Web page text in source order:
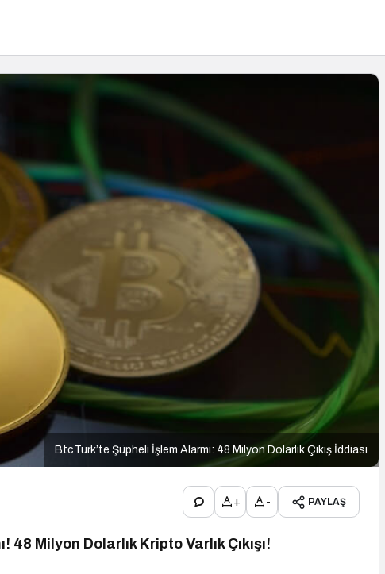
BtcTurk’te Şüpheli İşlem Alarmı: 48 Milyon Dolarlık Çıkış İddiası
+ - PAYLAŞ
Milyon Dolarlık Kripto Varlık Çıkışı!